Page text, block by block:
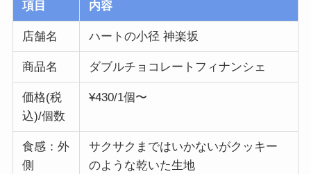
項目 内容
店舗名 ハートの小径 神楽坂
商品名 ダブルチョコレートフィナンシェ
価格(税
込)/個数
¥430/1個〜
食感：外
側
サクサクまではいかないがクッキー
のような乾いた生地